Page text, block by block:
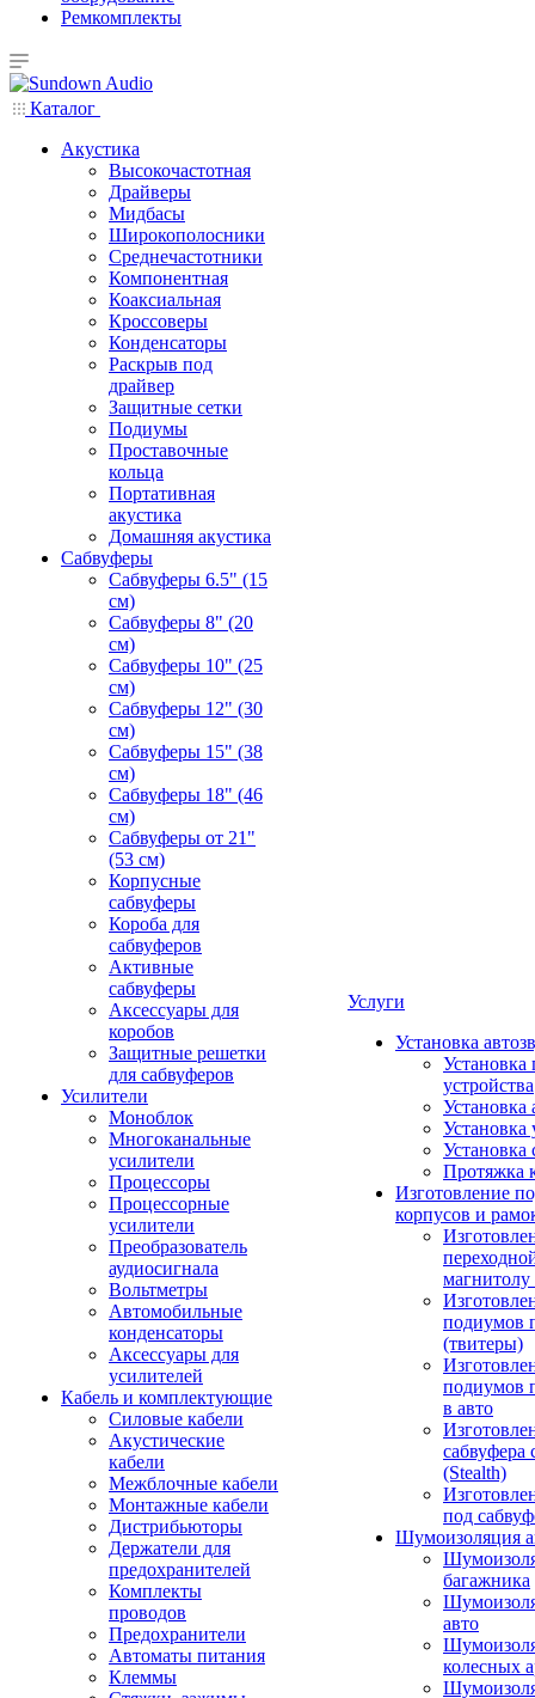
Ремкомплекты
Каталог
Акустика
Высокочастотная
Драйверы
Мидбасы
Широкополосники
Среднечастотники
Компонентная
Коаксиальная
Кроссоверы
Конденсаторы
Раскрыв под
драйвер
Защитные сетки
Подиумы
Проставочные
кольца
Портативная
акустика
Домашняя акустика
Сабвуферы
Сабвуферы 6.5" (15
см)
Сабвуферы 8" (20
см)
Сабвуферы 10" (25
см)
Сабвуферы 12" (30
см)
Сабвуферы 15" (38
см)
Сабвуферы 18" (46
см)
Сабвуферы от 21"
(53 см)
Корпусные
сабвуферы
Короба для
сабвуферов
Активные
сабвуферы
Аксессуары для
коробов
Защитные решетки
для сабвуферов
Усилители
Моноблок
Многоканальные
усилители
Процессоры
Процессорные
усилители
Преобразователь
аудиосигнала
Вольтметры
Автомобильные
конденсаторы
Аксессуары для
усилителей
Кабель и комплектующие
Силовые кабели
Акустические
кабели
Межблочные кабели
Монтажные кабели
Дистрибьюторы
Держатели для
предохранителей
Комплекты
проводов
Предохранители
Автоматы питания
Клеммы
Услуги
Установка
Установка
устройства
Установка
Установка
Установка
Протяжка
Изготовление
корпусов и
подиумов
(твитеры)
подиумов
в авто
сабвуфера
(Stealth)
под
Шумоизоляция
багажника
авто
колесных